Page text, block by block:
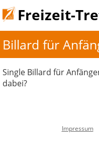
Freizeit-
Billard für
Single Billard für
dabei?
Impressum